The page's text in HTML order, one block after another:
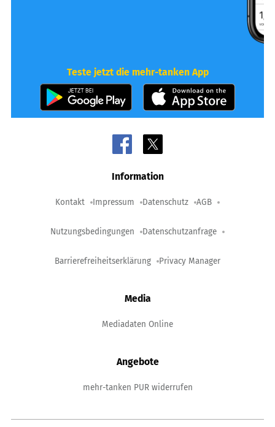
Teste jetzt die mehr-tanken App
Information
Kontakt Impressum Datenschutz AGB
Nutzungsbedingungen Datenschutzanfrage
Barrierefreiheitserklärung Privacy Manager
Media
Mediadaten Online
Angebote
mehr-tanken PUR widerrufen